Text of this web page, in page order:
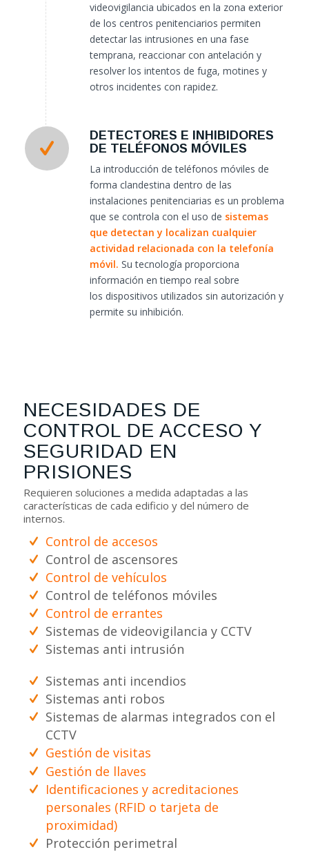
videovigilancia ubicados en la zona exterior
de los centros penitenciarios permiten
detectar las intrusiones en una fase
temprana, reaccionar con antelación y
resolver los intentos de fuga, motines y
otros incidentes con rapidez.
DETECTORES E INHIBIDORES
DE TELÉFONOS MÓVILES
La introducción de teléfonos móviles de
forma clandestina dentro de las
instalaciones penitenciarias es un problema
que se controla con el uso de sistemas
que detectan y localizan cualquier
actividad relacionada con la telefonía
móvil. Su tecnología proporciona
información en tiempo real sobre
los dispositivos utilizados sin autorización y
permite su inhibición.
NECESIDADES DE
CONTROL DE ACCESO Y
SEGURIDAD EN
PRISIONES
Requieren soluciones a medida adaptadas a las
características de cada edificio y del número de
internos.
Control de accesos
Control de ascensores
Control de vehículos
Control de teléfonos móviles
Control de errantes
Sistemas de videovigilancia y CCTV
Sistemas anti intrusión
Sistemas anti incendios
Sistemas anti robos
Sistemas de alarmas integrados con el
CCTV
Gestión de visitas
Gestión de llaves
Identificaciones y acreditaciones
personales (RFID o tarjeta de
proximidad)
Protección perimetral